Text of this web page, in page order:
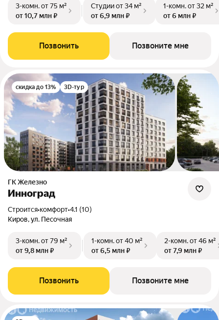
3-комн.от 75 м²
от 10,7 млн ₽
Студииот 34 м²
от 6,9 млн ₽
1-комн.от 32 м²
от 6 млн ₽
Позвонить Позвоните мне
скидка до 13% 3D-тур
ГК Железно
Инноград
Строится•комфорт•4.1 (10)
Киров, ул. Песочная
3-комн.от 79 м²
от 9,8 млн ₽
1-комн.от 40 м²
от 6,5 млн ₽
2-комн.от 46 м²
от 7,9 млн ₽
Позвонить Позвоните мне